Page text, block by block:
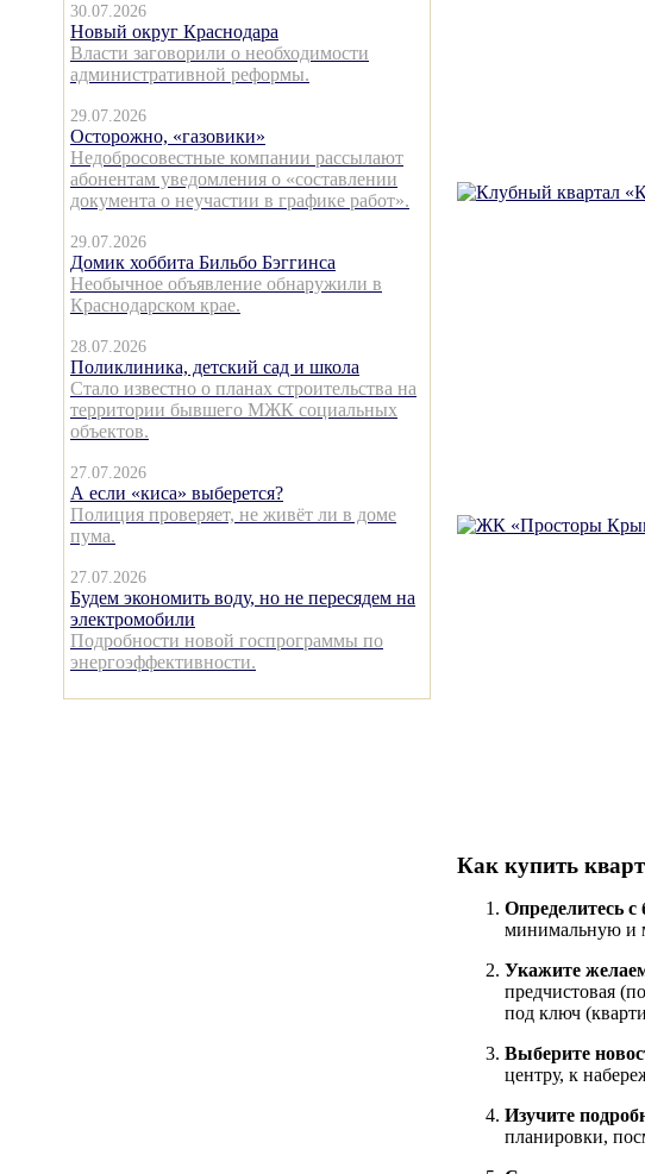
30.07.2026
Новый округ Краснодара
Власти заговорили о необходимости
административной реформы.
29.07.2026
Осторожно, «газовики»
Недобросовестные компании рассылают
абонентам уведомления о «составлении
документа о неучастии в графике работ».
29.07.2026
Домик хоббита Бильбо Бэггинса
Необычное объявление обнаружили в
Краснодарском крае.
28.07.2026
Поликлиника, детский сад и школа
Стало известно о планах строительства на
территории бывшего МЖК социальных
объектов.
27.07.2026
А если «киса» выберется?
Полиция проверяет, не живёт ли в доме
пума.
27.07.2026
Будем экономить воду, но не пересядем на
электромобили
Подробности новой госпрограммы по
энергоэффективности.
Как купить
Определитесь
минимальную и
Укажите
предчистовая
под ключ
Выберите
центру, к
Изучите
планировки,